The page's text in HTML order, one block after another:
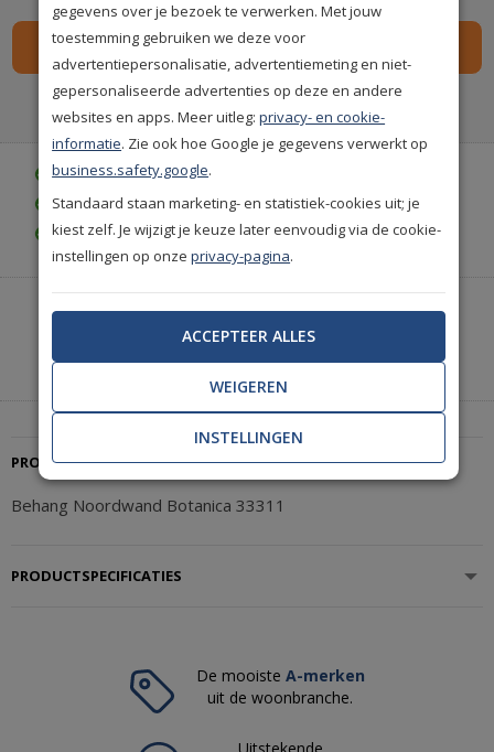
Spaar49premium punten i
Gratis bezorgd vanaf € 35,-
Gratis retourneren (30 dagen)
Gratis achteraf betalen
Heeft u hulp nodig of wilt u telefonisch bestellen?
Neem contact met ons op.
+31(0)85 888 3671 | Start met chatten
PRODUCTBESCHRIJVING
Behang Noordwand Botanica 33311
PRODUCTSPECIFICATIES
De mooiste A-merken
uit de woonbranche.
gegevens over je bezoek te verwerken. Met jouw
toestemming gebruiken we deze voor
advertentiepersonalisatie, advertentiemeting en niet-
gepersonaliseerde advertenties op deze en andere
websites en apps. Meer uitleg:privacy- en cookie-
informatie. Zie ook hoe Google je gegevens verwerkt op
business.safety.google.
Standaard staan marketing- en statistiek-cookies uit; je
kiest zelf. Je wijzigt je keuze later eenvoudig via de cookie-
instellingen op onzeprivacy-pagina.
ACCEPTEER ALLES
WEIGEREN
INSTELLINGEN